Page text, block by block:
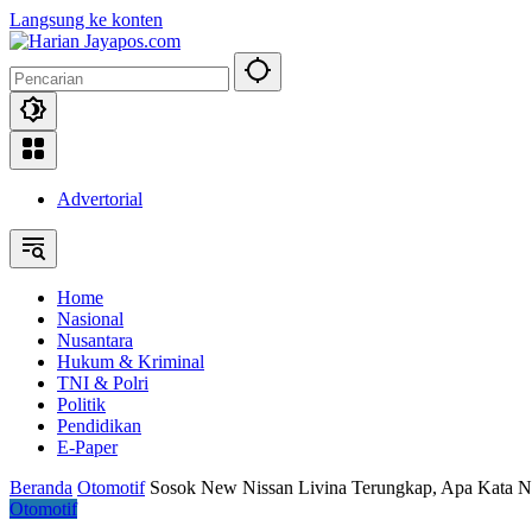
Langsung ke konten
Advertorial
Home
Nasional
Nusantara
Hukum & Kriminal
TNI & Polri
Politik
Pendidikan
E-Paper
Beranda Otomotif Sosok New Nissan Livina Terungkap, Apa Kata
Otomotif